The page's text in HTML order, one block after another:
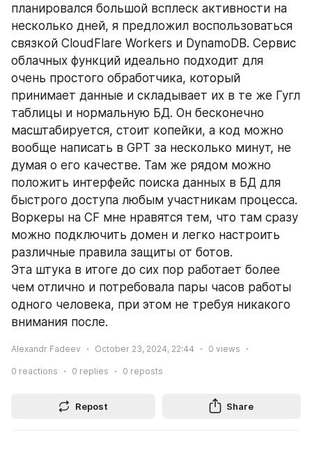
планировался большой всплеск активности на
несколько дней, я предложил воспользоваться
связкой CloudFlare Workers и DynamoDB. Сервис
облачных функций идеально подходит для
очень простого обработчика, который
принимает данные и складывает их в те же Гугл
таблицы и нормальную БД. Он бесконечно
масштабируется, стоит копейки, а код можно
вообще написать в GPT за несколько минут, не
думая о его качестве. Там же рядом можно
положить интерфейс поиска данных в БД для
быстрого доступа любым участникам процесса.
Воркеры на CF мне нравятся тем, что там сразу
можно подключить домен и легко настроить
различные правила защиты от ботов.
Эта штука в итоге до сих пор работает более
чем отлично и потребовала пары часов работы
одного человека, при этом не требуя никакого
внимания после.
Alexandr Fadeev October 23, 2024, 22:44 0 views
0 reactions 0 replies 0 reposts
Repost Share